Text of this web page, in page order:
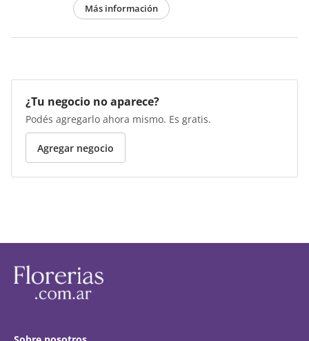
Más información
¿Tu negocio no aparece?
Podés agregarlo ahora mismo. Es gratis.
Agregar negocio